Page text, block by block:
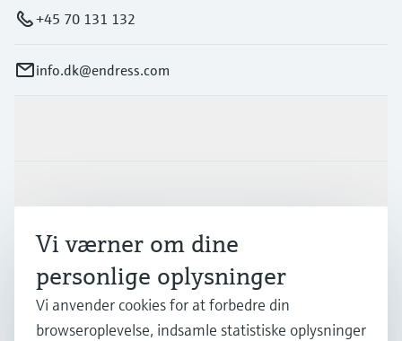
+45 70 131 132
info.dk@endress.com
Virksomhed
Vi værner om dine
personlige oplysninger
Vi anvender cookies for at forbedre din
browseroplevelse, indsamle statistiske oplysninger